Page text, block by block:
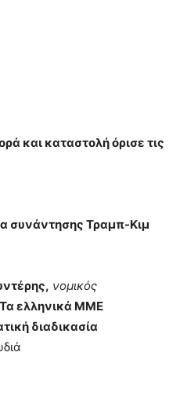
και καταστολή όρισε τις
συνάντησης Τραμπ-Κιμ
νομικός
ελληνικά ΜΜΕ
διαδικασία